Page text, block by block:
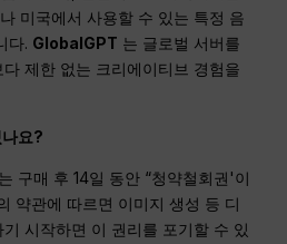
미국에서 사용할 수 있는 특정 음
다. GlobalGPT 는 글로벌 서버를
제한 없는 크리에이티브 경험을
요?
구매 후 14일 동안 “청약철회권'이
약관에 따르면 이미지 생성 등 디
시작하면 이 권리를 포기할 수 있